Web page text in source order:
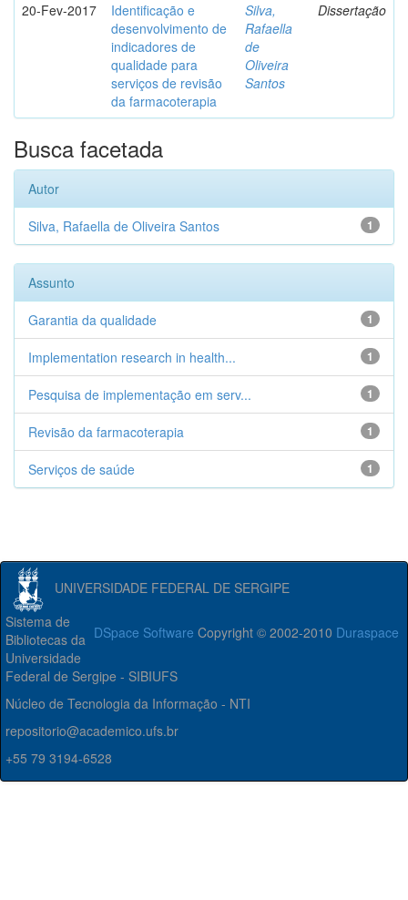
20-Fev-2017
Identificação e
desenvolvimento de
indicadores de
qualidade para
serviços de revisão
da farmacoterapia
Silva,
Rafaella
de
Oliveira
Santos
Dissertação
Busca facetada
Autor
1
Silva, Rafaella de Oliveira Santos
Assunto
1
Garantia da qualidade
1
Implementation research in health...
1
Pesquisa de implementação em serv...
1
Revisão da farmacoterapia
1
Serviços de saúde
UNIVERSIDADE FEDERAL DE SERGIPE
DSpace Software Copyright © 2002-2010 Duraspace
Sistema de
Bibliotecas da
Universidade
Federal de Sergipe - SIBIUFS
Núcleo de Tecnologia da Informação - NTI
repositorio@academico.ufs.br
+55 79 3194-6528